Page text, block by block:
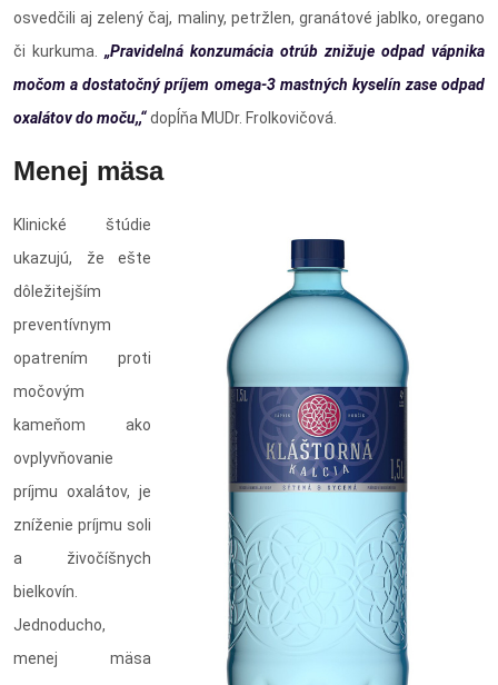
osvedčili aj zelený čaj, maliny, petržlen, granátové jablko, oregano
či kurkuma. „Pravidelná konzumácia otrúb znižuje odpad vápnika
močom a dostatočný príjem omega-3 mastných kyselín zase odpad
oxalátov do moču,,“dopĺňa MUDr. Frolkovičová.
Menej mäsa
Klinické štúdie
ukazujú, že ešte
dôležitejším
preventívnym
opatrením proti
močovým
kameňom ako
ovplyvňovanie
príjmu oxalátov, je
zníženie príjmu soli
a živočíšnych
bielkovín.
Jednoducho,
menej mäsa